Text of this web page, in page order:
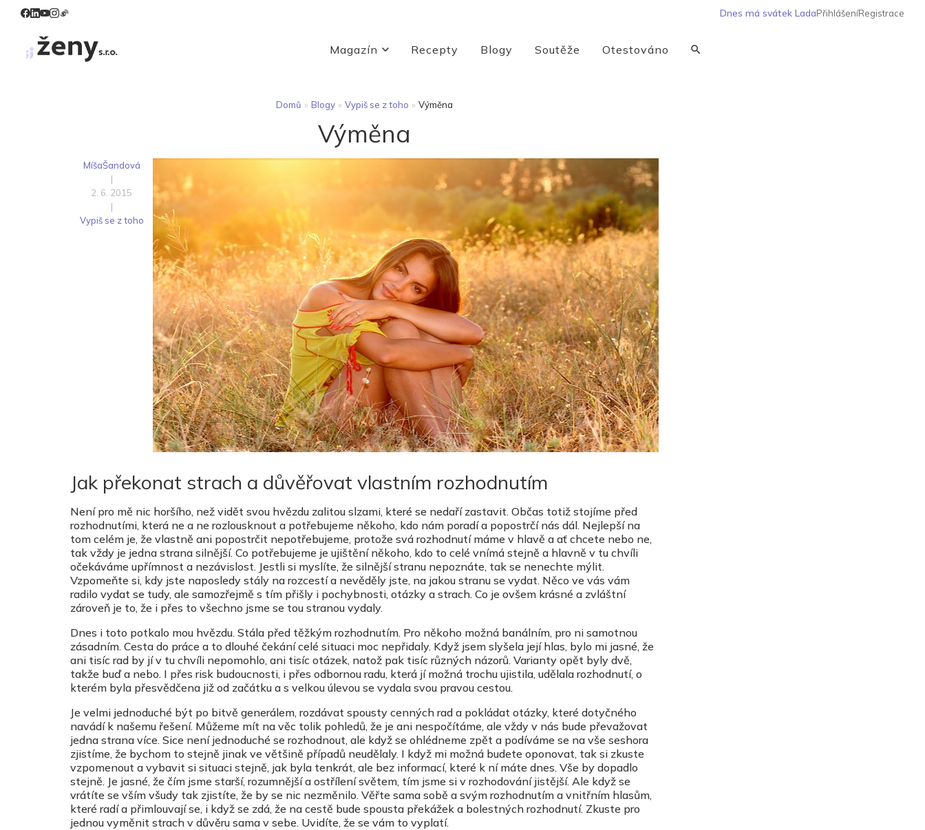
Dnes má svátek LadaPřihlášeníRegistrace
Magazín Recepty Blogy Soutěže Otestováno
Domů » Blogy » Vypiš se z toho » Výměna
Výměna
MíšaŠandová
|
2. 6. 2015
|
Vypiš se z toho
Jak překonat strach a důvěřovat vlastním rozhodnutím
Není pro mě nic horšího, než vidět svou hvězdu zalitou slzami, které se nedaří zastavit. Občas totiž stojíme před
rozhodnutími, která ne a ne rozlousknout a potřebujeme někoho, kdo nám poradí a popostrčí nás dál. Nejlepší na
tom celém je, že vlastně ani popostrčit nepotřebujeme, protože svá rozhodnutí máme v hlavě a ať chcete nebo ne,
tak vždy je jedna strana silnější. Co potřebujeme je ujištění někoho, kdo to celé vnímá stejně a hlavně v tu chvíli
očekáváme upřímnost a nezávislost. Jestli si myslíte, že silnější stranu nepoznáte, tak se nenechte mýlit.
Vzpomeňte si, kdy jste naposledy stály na rozcestí a nevěděly jste, na jakou stranu se vydat. Něco ve vás vám
radilo vydat se tudy, ale samozřejmě s tím přišly i pochybnosti, otázky a strach. Co je ovšem krásné a zvláštní
zároveň je to, že i přes to všechno jsme se tou stranou vydaly.
Dnes i toto potkalo mou hvězdu. Stála před těžkým rozhodnutím. Pro někoho možná banálním, pro ni samotnou
zásadním. Cesta do práce a to dlouhé čekání celé situaci moc nepřidaly. Když jsem slyšela její hlas, bylo mi jasné, že
ani tisíc rad by jí v tu chvíli nepomohlo, ani tisíc otázek, natož pak tisíc různých názorů. Varianty opět byly dvě,
takže buď a nebo. I přes risk budoucnosti, i přes odbornou radu, která jí možná trochu ujistila, udělala rozhodnutí, o
kterém byla přesvědčena již od začátku a s velkou úlevou se vydala svou pravou cestou.
Je velmi jednoduché být po bitvě generálem, rozdávat spousty cenných rad a pokládat otázky, které dotyčného
navádí k našemu řešení. Můžeme mít na věc tolik pohledů, že je ani nespočítáme, ale vždy v nás bude převažovat
jedna strana více. Sice není jednoduché se rozhodnout, ale když se ohlédneme zpět a podíváme se na vše seshora
zjistíme, že bychom to stejně jinak ve většině případů neudělaly. I když mi možná budete oponovat, tak si zkuste
vzpomenout a vybavit si situaci stejně, jak byla tenkrát, ale bez informací, které k ní máte dnes. Vše by dopadlo
stejně. Je jasné, že čím jsme starší, rozumnější a ostřílení světem, tím jsme si v rozhodování jistější. Ale když se
vrátíte se vším všudy tak zjistíte, že by se nic nezměnilo. Věřte sama sobě a svým rozhodnutím a vnitřním hlasům,
které radí a přimlouvají se, i když se zdá, že na cestě bude spousta překážek a bolestných rozhodnutí. Zkuste pro
jednou vyměnit strach v důvěru sama v sebe. Uvidíte, že se vám to vyplatí.